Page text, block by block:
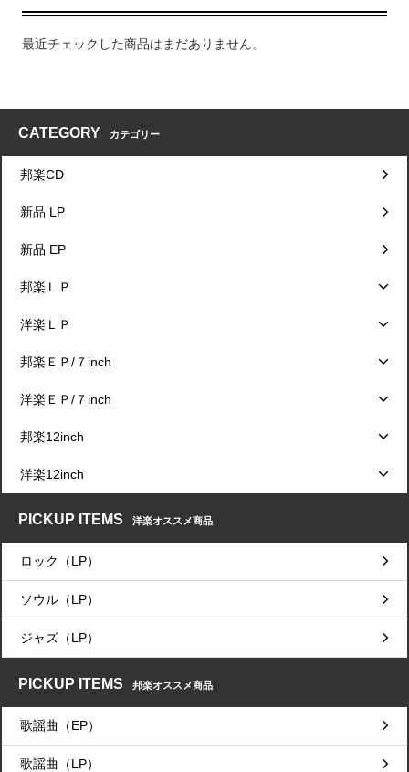
最近チェックした商品はまだありません。
CATEGORY カテゴリー
邦楽CD
新品 LP
新品 EP
邦楽ＬＰ
洋楽ＬＰ
邦楽ＥＰ/７inch
洋楽ＥＰ/７inch
邦楽12inch
洋楽12inch
PICKUP ITEMS 洋楽オススメ商品
ロック（LP）
ソウル（LP）
ジャズ（LP）
PICKUP ITEMS 邦楽オススメ商品
歌謡曲（EP）
歌謡曲（LP）